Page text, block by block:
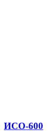
ИСО-600